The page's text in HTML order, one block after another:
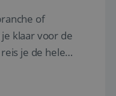
of
klaar voor de
je de hele
wat er in de